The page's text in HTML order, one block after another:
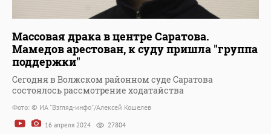
Массовая драка в центре Саратова.
Мамедов арестован, к суду пришла "группа
поддержки"
Сегодня в Волжском районном суде Саратова
состоялось рассмотрение ходатайства
Фото: © ИА "Взгляд-инфо"/Алексей Кошелев
16 апреля 2024 27804